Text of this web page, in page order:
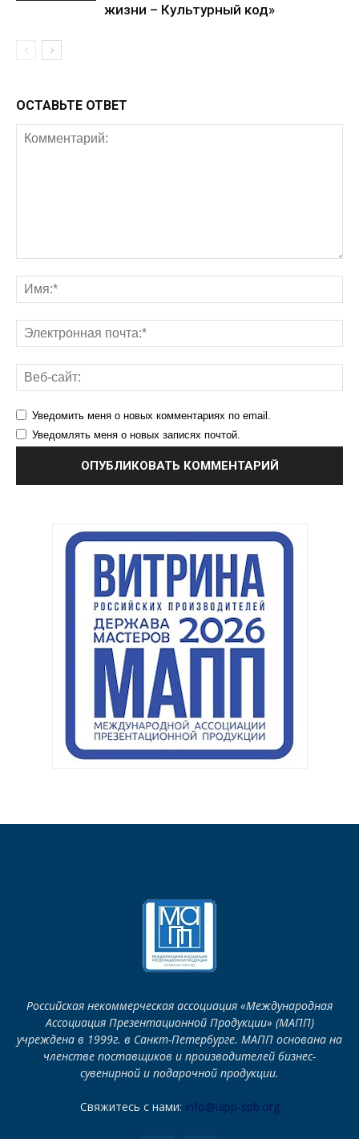
жизни – Культурный код»
ОСТАВЬТЕ ОТВЕТ
Уведомить меня о новых комментариях по email.
Уведомлять меня о новых записях почтой.
Российская некоммерческая ассоциация «Международная
Ассоциация Презентационной Продукции» (МАПП)
учреждена в 1999г. в Санкт-Петербурге. МАПП основана на
членстве поставщиков и производителей бизнес-
сувенирной и подарочной продукции.
Свяжитесь с нами: info@iapp-spb.org